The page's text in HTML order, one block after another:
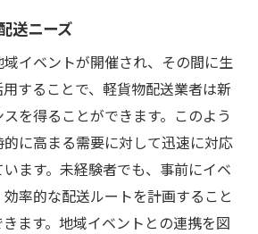
送ニーズ
イベントが開催され、その間に生
することで、軽貨物配送業者は新
を得ることができます。このよう
に高まる需要に対して迅速に対応
ます。未経験者でも、事前にイベ
率的な配送ルートを計画すること
ます。地域イベントとの連携を図